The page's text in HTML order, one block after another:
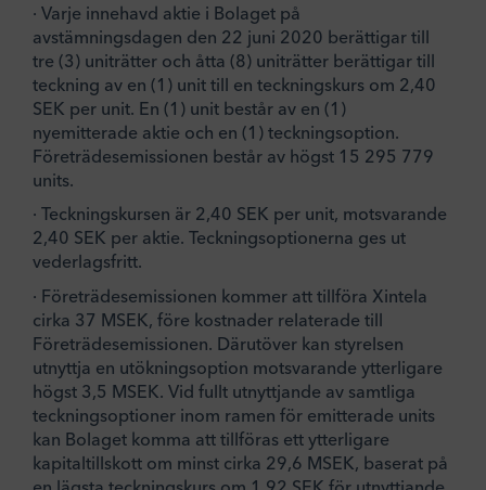
· Varje innehavd aktie i Bolaget på
avstämningsdagen den 22 juni 2020 berättigar till
tre (3) uniträtter och åtta (8) uniträtter berättigar till
teckning av en (1) unit till en teckningskurs om 2,40
SEK per unit. En (1) unit består av en (1)
nyemitterade aktie och en (1) teckningsoption.
Företrädesemissionen består av högst 15 295 779
units.
· Teckningskursen är 2,40 SEK per unit, motsvarande
2,40 SEK per aktie. Teckningsoptionerna ges ut
vederlagsfritt.
· Företrädesemissionen kommer att tillföra Xintela
cirka 37 MSEK, före kostnader relaterade till
Företrädesemissionen. Därutöver kan styrelsen
utnyttja en utökningsoption motsvarande ytterligare
högst 3,5 MSEK. Vid fullt utnyttjande av samtliga
teckningsoptioner inom ramen för emitterade units
kan Bolaget komma att tillföras ett ytterligare
kapitaltillskott om minst cirka 29,6 MSEK, baserat på